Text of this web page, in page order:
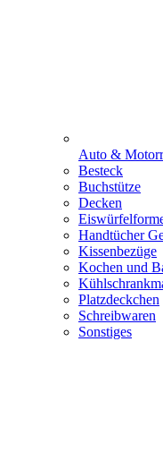
Auto &
Besteck
Buchstütze
Decken
Handtücher
Kissenbezüge
Kochen und
Platzdeckchen
Schreibwaren
Sonstiges